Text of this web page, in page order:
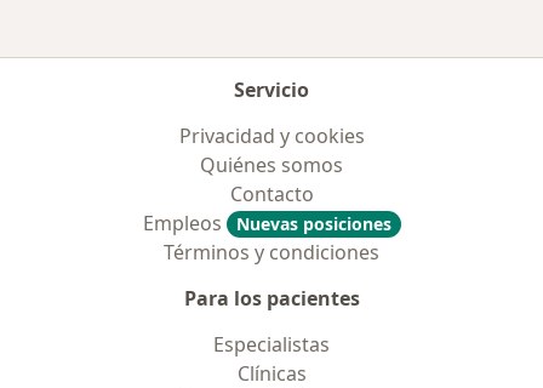
Servicio
Privacidad y cookies
Quiénes somos
Contacto
Empleos
Nuevas posiciones
Términos y condiciones
Para los pacientes
Especialistas
Clínicas